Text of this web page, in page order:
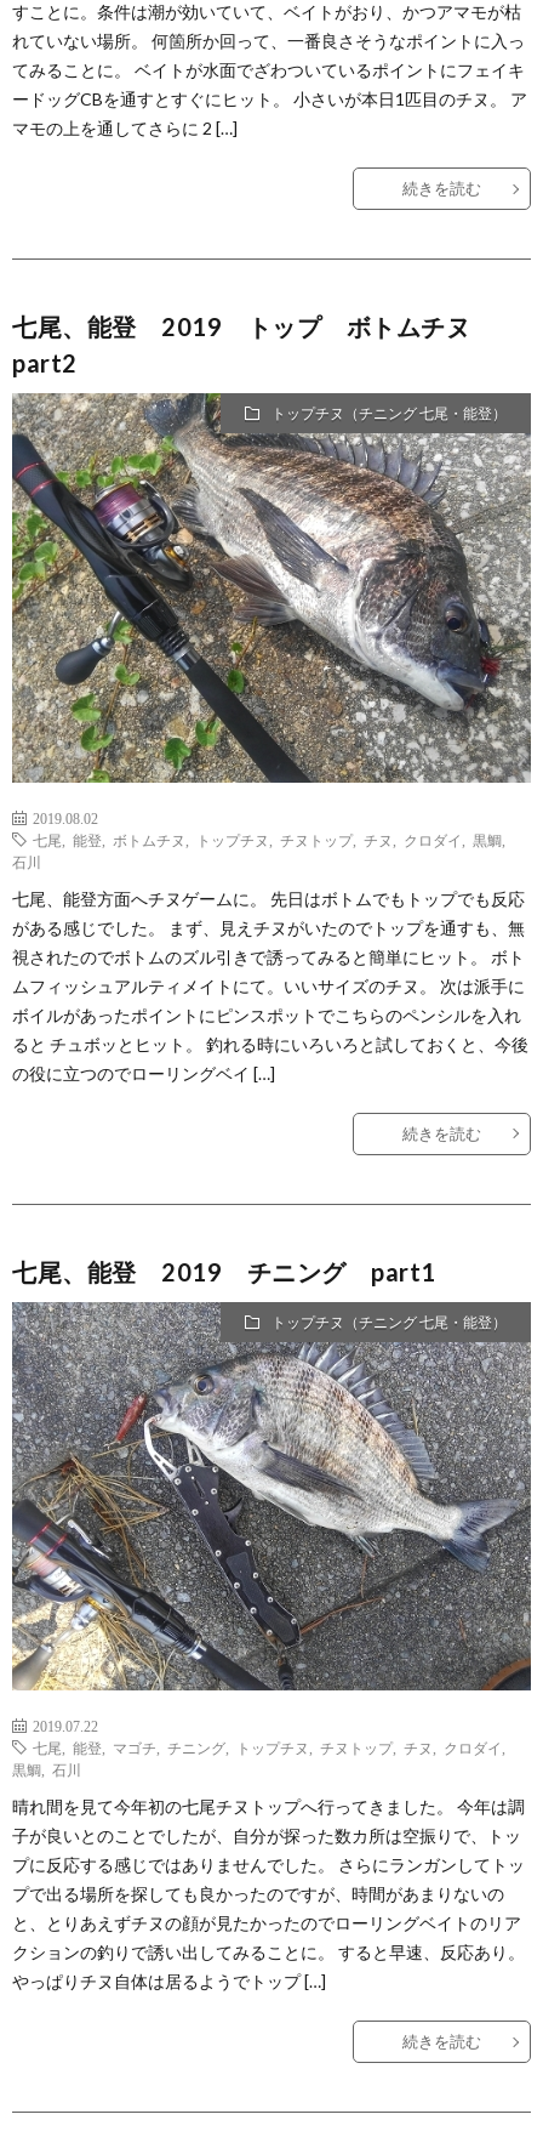
すことに。条件は潮が効いていて、ベイトがおり、かつアマモが枯
れていない場所。 何箇所か回って、一番良さそうなポイントに入っ
てみることに。 ベイトが水面でざわついているポイントにフェイキ
ードッグCBを通すとすぐにヒット。 小さいが本日1匹目のチヌ。 ア
マモの上を通してさらに 2 […]
続きを読む
七尾、能登 2019 トップ ボトムチヌ
part2
トップチヌ（チニング 七尾・能登）
2019.08.02
七尾
能登 ボトムチヌ トップチヌ チヌトップ, チヌ クロダイ 黒鯛
石川
七尾、能登方面へチヌゲームに。 先日はボトムでもトップでも反応
がある感じでした。 まず、見えチヌがいたのでトップを通すも、無
視されたのでボトムのズル引きで誘ってみると簡単にヒット。 ボト
ムフィッシュアルティメイトにて。いいサイズのチヌ。 次は派手に
ボイルがあったポイントにピンスポットでこちらのペンシルを入れ
ると チュボッとヒット。 釣れる時にいろいろと試しておくと、今後
の役に立つのでローリングベイ […]
続きを読む
七尾、能登 2019 チニング part1
トップチヌ（チニング 七尾・能登）
2019.07.22
七尾
能登 マゴチ チニング トップチヌ チヌトップ, チヌ クロダイ
黒鯛
石川
晴れ間を見て今年初の七尾チヌトップへ行ってきました。 今年は調
子が良いとのことでしたが、自分が探った数カ所は空振りで、トッ
プに反応する感じではありませんでした。 さらにランガンしてトッ
プで出る場所を探しても良かったのですが、時間があまりないの
と、とりあえずチヌの顔が見たかったのでローリングベイトのリア
クションの釣りで誘い出してみることに。 すると早速、反応あり。
やっぱりチヌ自体は居るようでトップ […]
続きを読む